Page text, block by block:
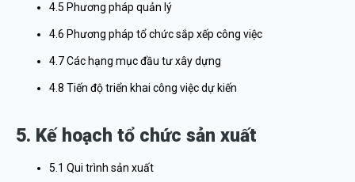
4.5 Phương pháp quản lý
4.6 Phương pháp tổ chức sắp xếp công việc
4.7 Các hạng mục đầu tư xây dựng
4.8 Tiến độ triển khai công việc dự kiến
5. Kế hoạch tổ chức sản xuất
5.1 Qui trình sản xuất